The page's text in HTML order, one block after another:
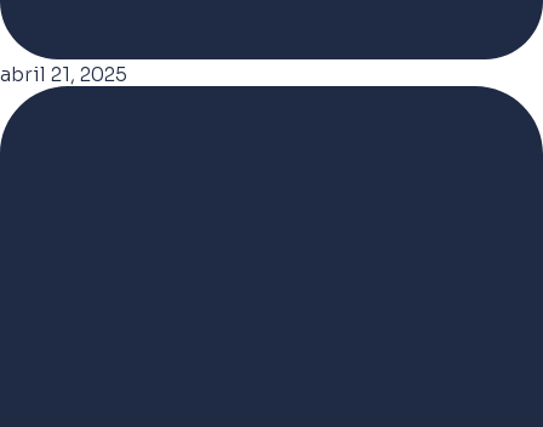
abril 21, 2025